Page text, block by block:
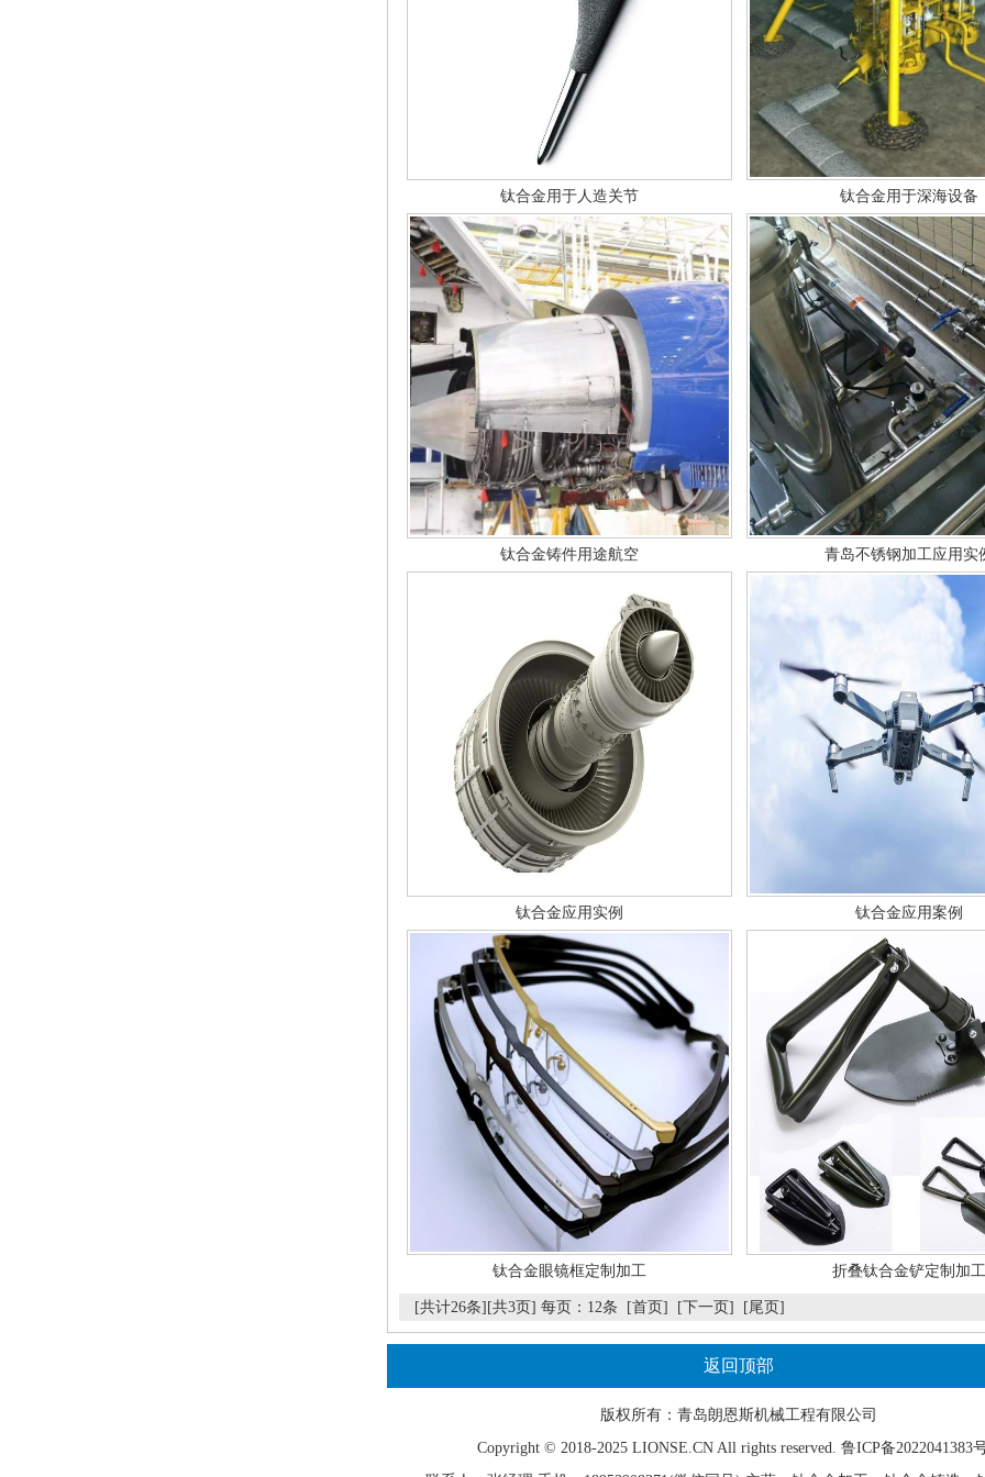
钛合金用于人造关节 钛合金用于深海设备
钛合金铸件用途航空 青岛不锈钢加工应用实
钛合金应用实例 钛合金应用案例
钛合金眼镜框定制加工 折叠钛合金铲定制加工
[共计26条][共3页] 每页：12条 [首页] [下一页] [尾页]
返回顶部
版权所有：青岛朗恩斯机械工程有限公司
Copyright © 2018-2025 LIONSE.CN All rights reserved. 鲁ICP备2022041383